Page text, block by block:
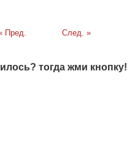
Пред. След. »
тогда жми кнопку!